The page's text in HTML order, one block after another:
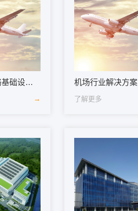
机场行业网络基础设施解决方案
→
机场行业解决方案
了解更多